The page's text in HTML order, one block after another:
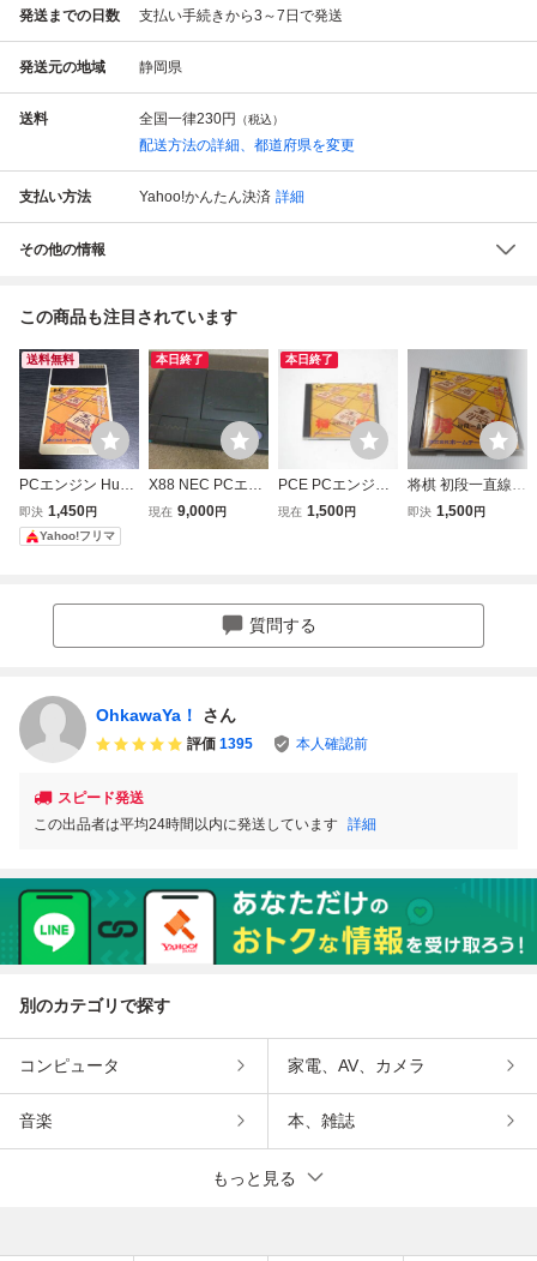
発送までの日数 支払い手続きから3～7日で発送
発送元の地域 静岡県
送料 全国一律230円 （税込）
配送方法の詳細、都道府県を変更
支払い方法 Yahoo!かんたん決済 詳細
その他の情報
この商品も注目されています
送料無料
PCエンジン HuC
ARD 将棋 初段一
直線 日本将棋連盟
公認
即決 1,450円
Yahoo!フリマ
本日終了
X88 NEC PCエン
ジン デュオ PI-TG
現在 9,000円
本日終了
PCE PCエンジン
ソフト 将棋 初段
現在 1,500円
将棋 初段一直線 P
Cエンジン PCE
即決 1,500円
質問する
OhkawaYa！ さん
評価 1395 本人確認前
スピード発送
この出品者は平均24時間以内に発送しています 詳細
別のカテゴリで探す
コンピュータ 家電、AV、カメラ
音楽 本、雑誌
もっと見る